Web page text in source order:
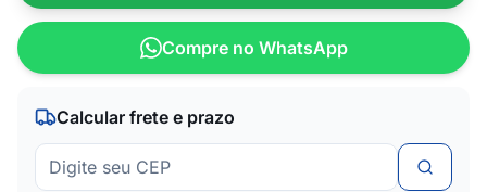
Compre no WhatsApp
Calcular frete e prazo